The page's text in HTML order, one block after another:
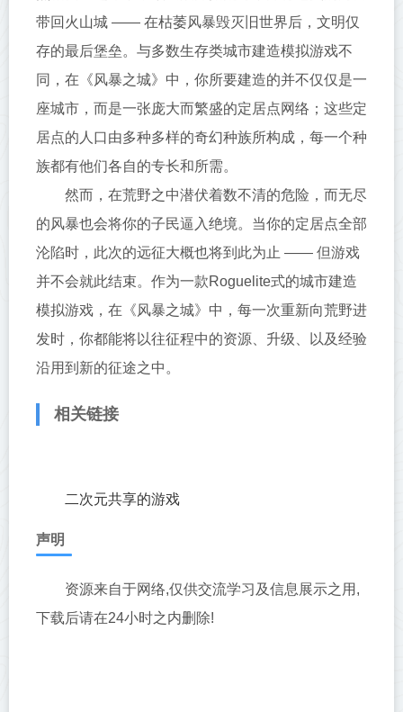
带回火山城 —— 在枯萎风暴毁灭旧世界后，文明仅
存的最后堡垒。与多数生存类城市建造模拟游戏不
同，在《风暴之城》中，你所要建造的并不仅仅是一
座城市，而是一张庞大而繁盛的定居点网络；这些定
居点的人口由多种多样的奇幻种族所构成，每一个种
族都有他们各自的专长和所需。
然而，在荒野之中潜伏着数不清的危险，而无尽
的风暴也会将你的子民逼入绝境。当你的定居点全部
沦陷时，此次的远征大概也将到此为止 —— 但游戏
并不会就此结束。作为一款Roguelite式的城市建造
模拟游戏，在《风暴之城》中，每一次重新向荒野进
发时，你都能将以往征程中的资源、升级、以及经验
沿用到新的征途之中。
相关链接
二次元共享的游戏
声明
资源来自于网络,仅供交流学习及信息展示之用,
下载后请在24小时之内删除!